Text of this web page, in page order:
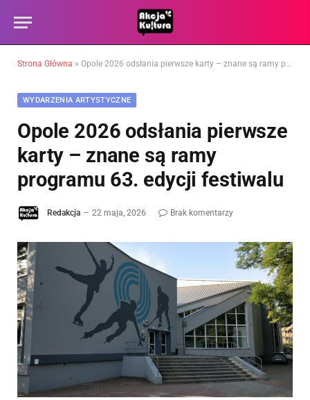
Strona Główna » Opole 2026 odsłania pierwsze karty – znane są ramy programu 63. edycji festiwalu
WYDARZENIA ARTYSTYCZNE
Opole 2026 odsłania pierwsze
karty – znane są ramy
programu 63. edycji festiwalu
Redakcja 22 maja, 2026 Brak komentarzy